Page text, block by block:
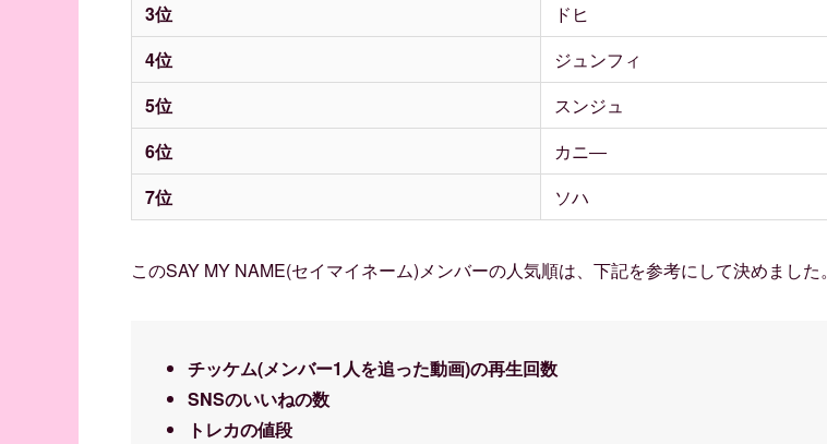
3位
ドヒ
4位
ジュンフィ
5位
スンジュ
6位
カニ―
7位
ソハ
このSAY MY NAME(セイマイネーム)メンバーの人気順は、下記を参考にして決めました。
チッケム(メンバー1人を追った動画)の再生回数
SNSのいいねの数
トレカの値段